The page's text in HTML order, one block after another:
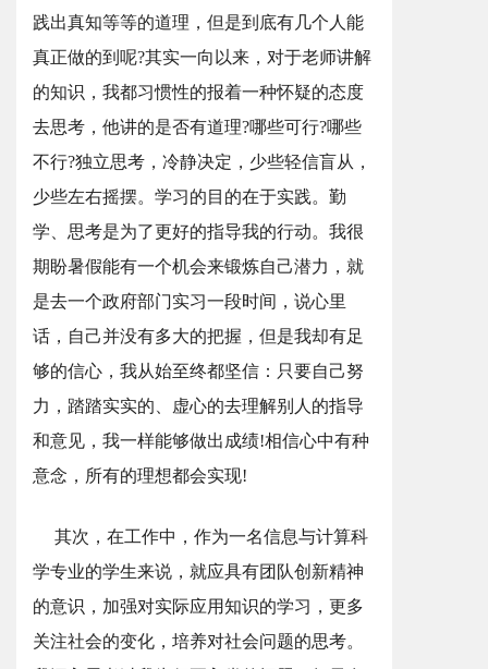
践出真知等等的道理，但是到底有几个人能
真正做的到呢?其实一向以来，对于老师讲解
的知识，我都习惯性的报着一种怀疑的态度
去思考，他讲的是否有道理?哪些可行?哪些
不行?独立思考，冷静决定，少些轻信盲从，
少些左右摇摆。学习的目的在于实践。勤
学、思考是为了更好的指导我的行动。我很
期盼暑假能有一个机会来锻炼自己潜力，就
是去一个政府部门实习一段时间，说心里
话，自己并没有多大的把握，但是我却有足
够的信心，我从始至终都坚信：只要自己努
力，踏踏实实的、虚心的去理解别人的指导
和意见，我一样能够做出成绩!相信心中有种
意念，所有的理想都会实现!
其次，在工作中，作为一名信息与计算科
学专业的学生来说，就应具有团队创新精神
的意识，加强对实际应用知识的学习，更多
关注社会的变化，培养对社会问题的思考。